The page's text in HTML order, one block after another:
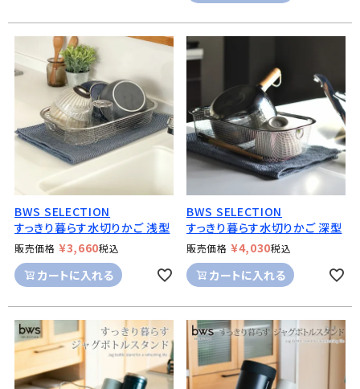
BWS SELECTION
すっきり暮らす水切りかご 浅型
販売価格 ¥3,660税込
カートに入れる
BWS SELECTION
すっきり暮らす水切りかご 深型
販売価格 ¥4,030税込
カートに入れる